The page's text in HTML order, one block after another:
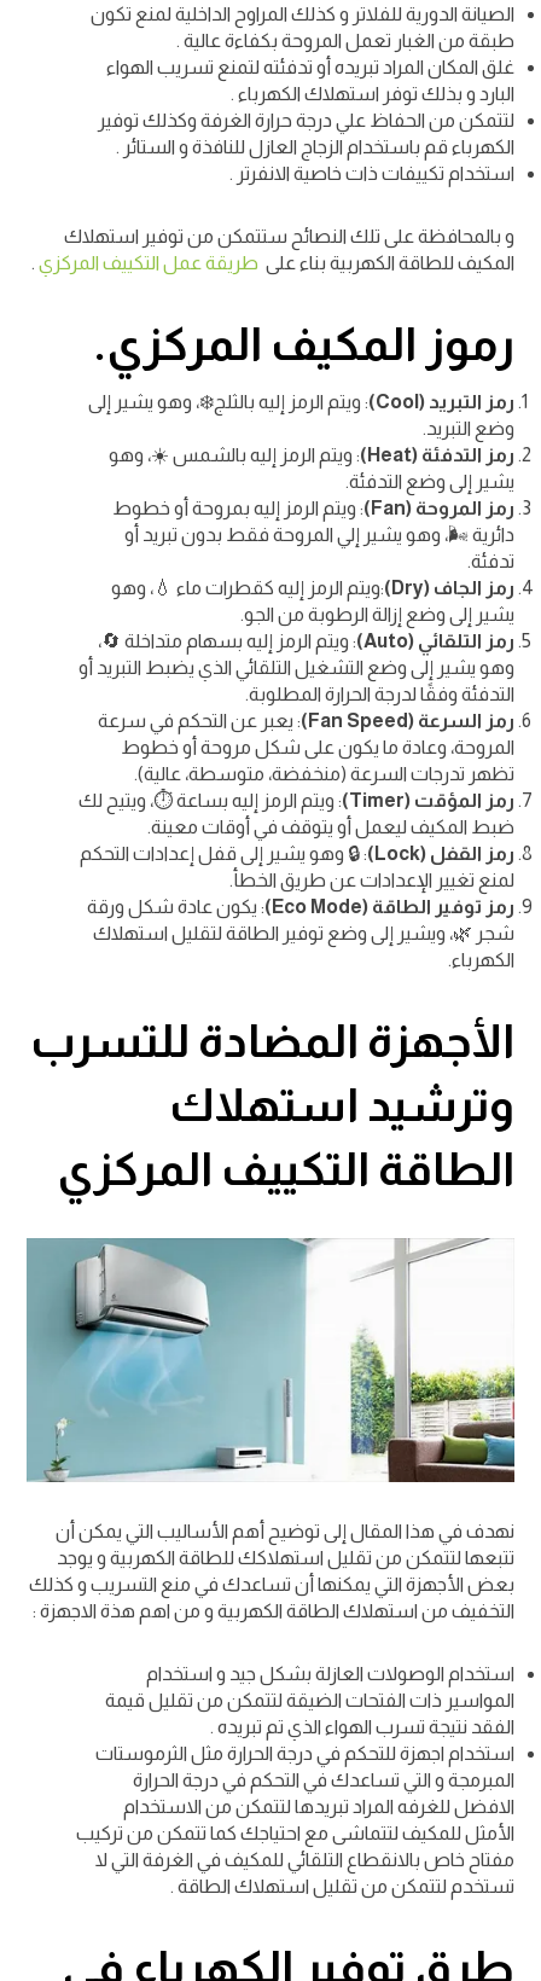
الصيانة الدورية للفلاتر و كذلك المراوح الداخلية لمنع تكون
طبقة من الغبار تعمل المروحة بكفاءة عالية .
غلق المكان المراد تبريده أو تدفئته لتمنع تسريب الهواء
البارد و بذلك توفر استهلاك الكهرباء .
لتتمكن من الحفاظ علي درجة حرارة الغرفة وكذلك توفير
الكهرباء قم باستخدام الزجاج العازل للنافذة و الستائر .
استخدام تكييفات ذات خاصية الانفرتر .
و بالمحافظة على تلك النصائح ستتمكن من توفير استهلاك
المكيف للطاقة الكهربية بناء على طريقة عمل التكييف المركزي .
رموز المكيف المركزي.
رمز التبريد (Cool)
: ويتم الرمز إليه بالثلج❄️، وهو يشير إلى
وضع التبريد.
رمز التدفئة (Heat)
: ويتم الرمز إليه بالشمس ☀️، وهو
يشير إلى وضع التدفئة.
رمز المروحة (Fan)
: ويتم الرمز إليه بمروحة أو خطوط
دائرية 🌬️، وهو يشير إلي المروحة فقط بدون تبريد أو
تدفئة.
رمز الجاف (Dry)
:ويتم الرمز إليه كقطرات ماء 💧، وهو
يشير إلى وضع إزالة الرطوبة من الجو.
رمز التلقائي (Auto)
: ويتم الرمز إليه بسهام متداخلة 🔄،
وهو يشير إلى وضع التشغيل التلقائي الذي يضبط التبريد أو
التدفئة وفقًا لدرجة الحرارة المطلوبة.
رمز السرعة (Fan Speed)
: يعبر عن التحكم في سرعة
المروحة، وعادة ما يكون على شكل مروحة أو خطوط
تظهر تدرجات السرعة (منخفضة، متوسطة، عالية).
رمز المؤقت (Timer)
: ويتم الرمز إليه بساعة ⏱️، ويتيح لك
ضبط المكيف ليعمل أو يتوقف في أوقات معينة.
رمز القفل (Lock)
: 🔒 وهو يشير إلى قفل إعدادات التحكم
لمنع تغيير الإعدادات عن طريق الخطأ.
رمز توفير الطاقة (Eco Mode)
: يكون عادة شكل ورقة
شجر 🌿، ويشير إلى وضع توفير الطاقة لتقليل استهلاك
الكهرباء.
الأجهزة المضادة للتسرب
وترشيد استهلاك
الطاقة التكييف المركزي
نهدف في هذا المقال إلى توضيح أهم الأساليب التي يمكن أن
تتبعها لتتمكن من تقليل استهلاكك للطاقة الكهربية و يوجد
بعض الأجهزة التي يمكنها أن تساعدك في منع التسريب و كذلك
التخفيف من استهلاك الطاقة الكهربية و من اهم هذة الاجهزة :
استخدام الوصولات العازلة بشكل جيد و استخدام
المواسير ذات الفتحات الضيقة لتتمكن من تقليل قيمة
الفقد نتيجة تسرب الهواء الذي تم تبريده .
استخدام اجهزة للتحكم في درجة الحرارة مثل الثرموستات
المبرمجة و التي تساعدك في التحكم في درجة الحرارة
الافضل للغرفه المراد تبريدها لتتمكن من الاستخدام
الأمثل للمكيف لتتماشى مع احتياجك كما تتمكن من تركيب
مفتاح خاص بالانقطاع التلقائي للمكيف في الغرفة التي لا
تستخدم لتتمكن من تقليل استهلاك الطاقة .
طرق توفير الكهرباء في